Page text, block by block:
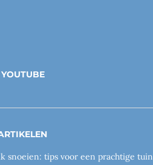
YOUTUBE
snoeien: tips voor een prachtige tuin